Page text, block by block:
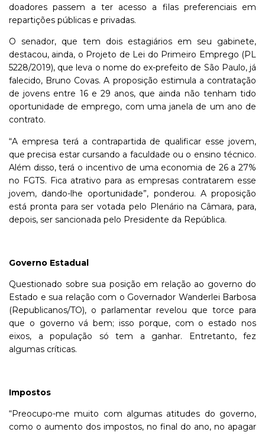
doadores passem a ter acesso a filas preferenciais em
repartições públicas e privadas.
O senador, que tem dois estagiários em seu gabinete,
destacou, ainda, o Projeto de Lei do Primeiro Emprego (PL
5228/2019), que leva o nome do ex-prefeito de São Paulo, já
falecido, Bruno Covas. A proposição estimula a contratação
de jovens entre 16 e 29 anos, que ainda não tenham tido
oportunidade de emprego, com uma janela de um ano de
contrato.
“A empresa terá a contrapartida de qualificar esse jovem,
que precisa estar cursando a faculdade ou o ensino técnico.
Além disso, terá o incentivo de uma economia de 26 a 27%
no FGTS. Fica atrativo para as empresas contratarem esse
jovem, dando-lhe oportunidade”, ponderou. A proposição
está pronta para ser votada pelo Plenário na Câmara, para,
depois, ser sancionada pelo Presidente da República.
Governo Estadual
Questionado sobre sua posição em relação ao governo do
Estado e sua relação com o Governador Wanderlei Barbosa
(Republicanos/TO), o parlamentar revelou que torce para
que o governo vá bem; isso porque, com o estado nos
eixos, a população só tem a ganhar. Entretanto, fez
algumas críticas.
Impostos
“Preocupo-me muito com algumas atitudes do governo,
como o aumento dos impostos, no final do ano, no apagar